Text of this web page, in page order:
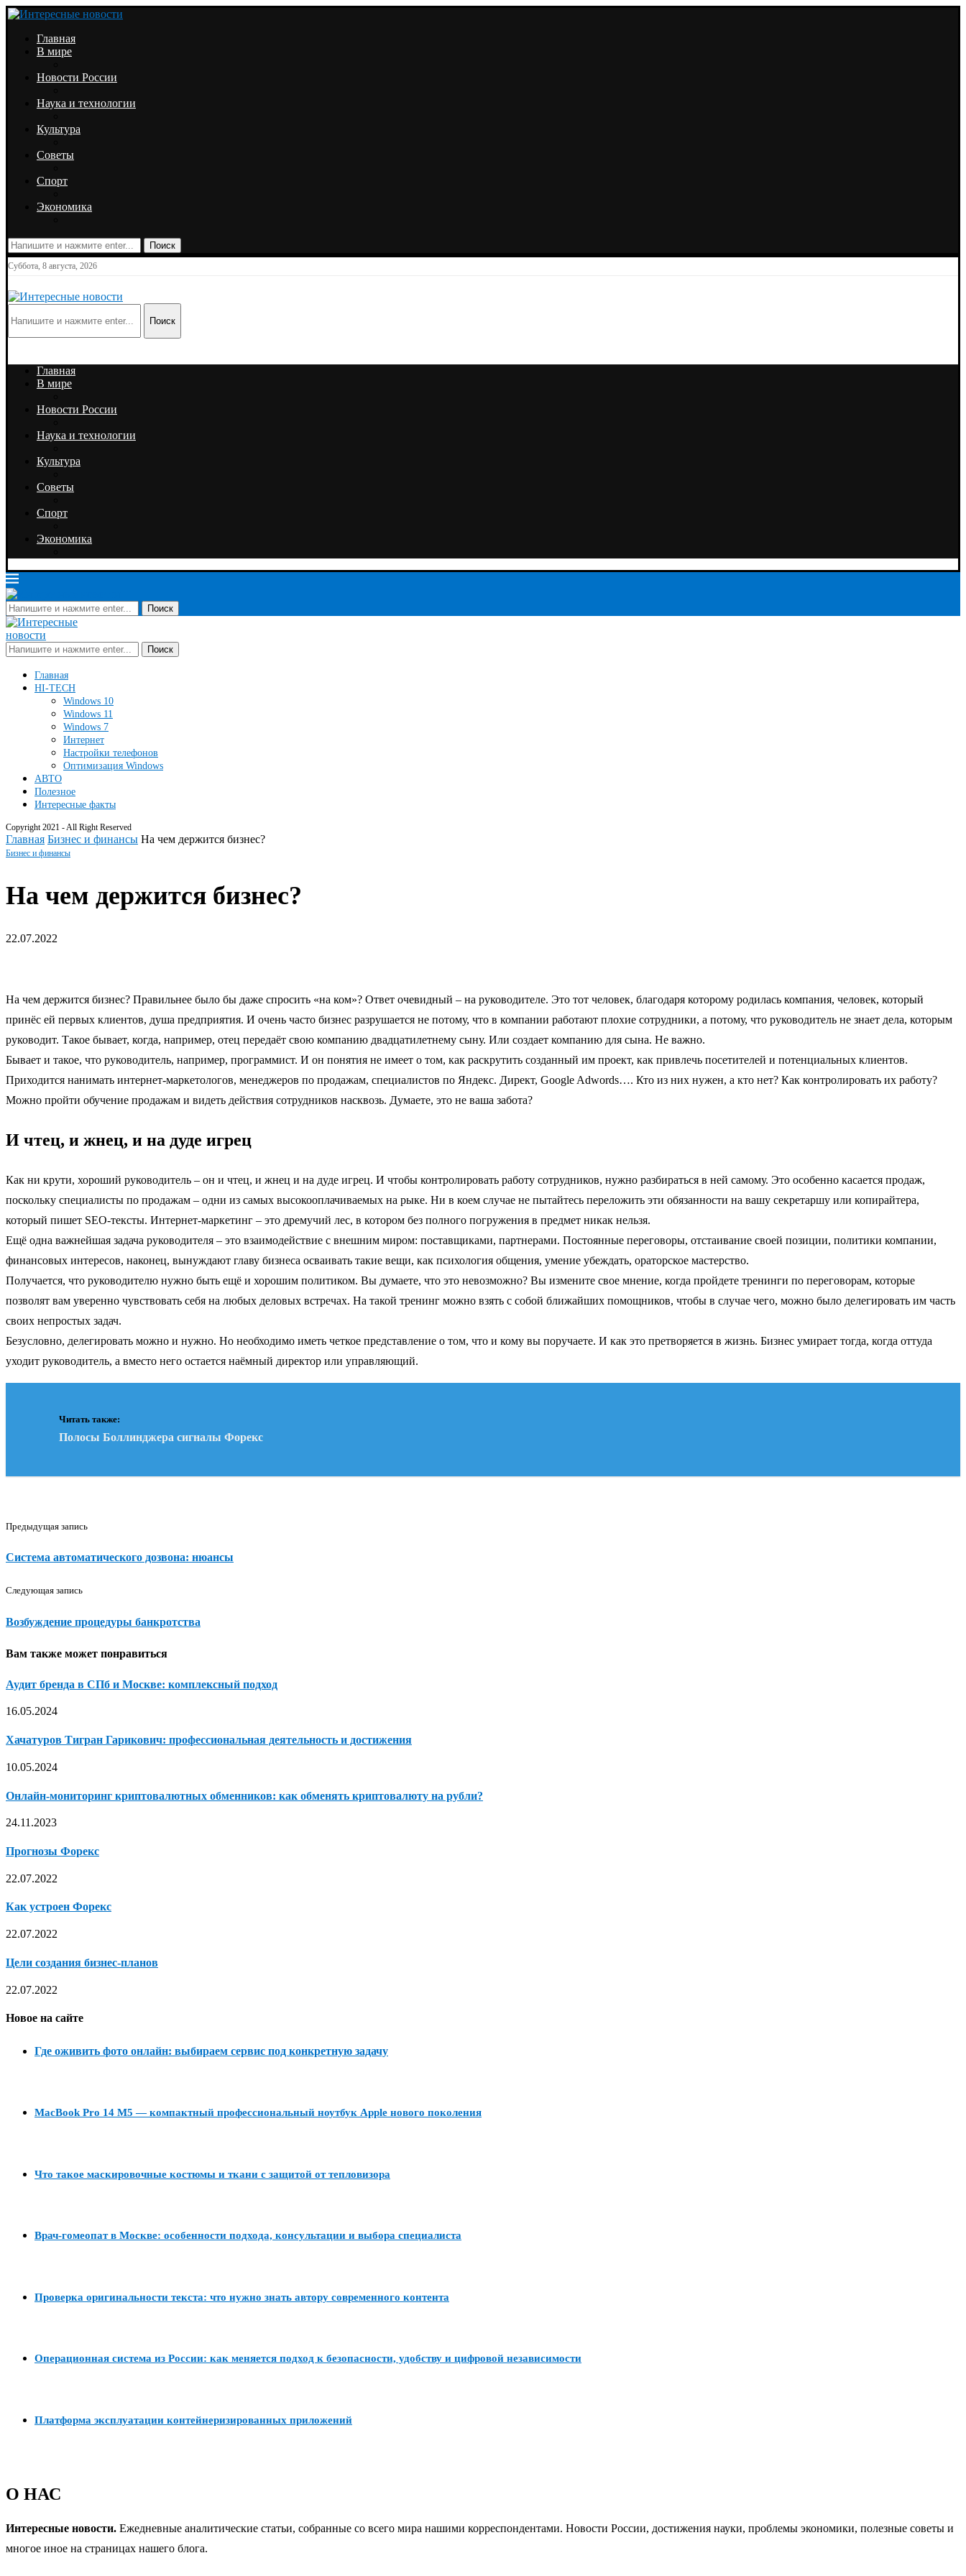
Главная
В мире
Новости России
Наука и технологии
Культура
Советы
Спорт
Экономика
Поиск
Суббота, 8 августа, 2026
Поиск
Главная
В мире
Новости России
Наука и технологии
Культура
Советы
Спорт
Экономика
Поиск
Поиск
Главная
HI-TECH
Windows 10
Windows 11
Windows 7
Интернет
Настройки телефонов
Оптимизация Windows
АВТО
Полезное
Интересные факты
Copyright 2021 - All Right Reserved
Главная Бизнес и финансы На чем держится бизнес?
Бизнес и финансы
На чем держится бизнес?
22.07.2022
На чем держится бизнес? Правильнее было бы даже спросить «на ком»? Ответ очевидный – на руководителе. Это тот человек, благодаря которому родилась компания, человек, который
принёс ей первых клиентов, душа предприятия. И очень часто бизнес разрушается не потому, что в компании работают плохие сотрудники, а потому, что руководитель не знает дела, которым
руководит. Такое бывает, когда, например, отец передаёт свою компанию двадцатилетнему сыну. Или создает компанию для сына. Не важно.
Бывает и такое, что руководитель, например, программист. И он понятия не имеет о том, как раскрутить созданный им проект, как привлечь посетителей и потенциальных клиентов.
Приходится нанимать интернет-маркетологов, менеджеров по продажам, специалистов по Яндекс. Директ, Google Adwords…. Кто из них нужен, а кто нет? Как контролировать их работу?
Можно пройти обучение продажам и видеть действия сотрудников насквозь. Думаете, это не ваша забота?
И чтец, и жнец, и на дуде игрец
Как ни крути, хороший руководитель – он и чтец, и жнец и на дуде игрец. И чтобы контролировать работу сотрудников, нужно разбираться в ней самому. Это особенно касается продаж,
поскольку специалисты по продажам – одни из самых высокооплачиваемых на рыке. Ни в коем случае не пытайтесь переложить эти обязанности на вашу секретаршу или копирайтера,
который пишет SEO-тексты. Интернет-маркетинг – это дремучий лес, в котором без полного погружения в предмет никак нельзя.
Ещё одна важнейшая задача руководителя – это взаимодействие с внешним миром: поставщиками, партнерами. Постоянные переговоры, отстаивание своей позиции, политики компании,
финансовых интересов, наконец, вынуждают главу бизнеса осваивать такие вещи, как психология общения, умение убеждать, ораторское мастерство.
Получается, что руководителю нужно быть ещё и хорошим политиком. Вы думаете, что это невозможно? Вы измените свое мнение, когда пройдете тренинги по переговорам, которые
позволят вам уверенно чувствовать себя на любых деловых встречах. На такой тренинг можно взять с собой ближайших помощников, чтобы в случае чего, можно было делегировать им часть
своих непростых задач.
Безусловно, делегировать можно и нужно. Но необходимо иметь четкое представление о том, что и кому вы поручаете. И как это претворяется в жизнь. Бизнес умирает тогда, когда оттуда
уходит руководитель, а вместо него остается наёмный директор или управляющий.
Читать также:
Полосы Боллинджера сигналы Форекс
Предыдущая запись
Система автоматического дозвона: нюансы
Следующая запись
Возбуждение процедуры банкротства
Вам также может понравиться
Аудит бренда в СПб и Москве: комплексный подход
16.05.2024
Хачатуров Тигран Гарикович: профессиональная деятельность и достижения
10.05.2024
Онлайн-мониторинг криптовалютных обменников: как обменять криптовалюту на рубли?
24.11.2023
Прогнозы Форекс
22.07.2022
Как устроен Форекс
22.07.2022
Цели создания бизнес-планов
22.07.2022
Новое на сайте
Где оживить фото онлайн: выбираем сервис под конкретную задачу
MacBook Pro 14 M5 — компактный профессиональный ноутбук Apple нового поколения
Что такое маскировочные костюмы и ткани с защитой от тепловизора
Врач-гомеопат в Москве: особенности подхода, консультации и выбора специалиста
Проверка оригинальности текста: что нужно знать автору современного контента
Операционная система из России: как меняется подход к безопасности, удобству и цифровой независимости
Платформа эксплуатации контейнеризированных приложений
О НАС
Интересные новости. Ежедневные аналитические статьи, собранные со всего мира нашими корреспондентами. Новости России, достижения науки, проблемы экономики, полезные советы и
многое иное на страницах нашего блога.